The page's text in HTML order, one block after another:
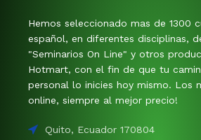
Hemos seleccionado mas de 1300
español, en diferentes disciplinas,
"Seminarios On Line" y otros
Hotmart, con el fin de que tu
personal lo inicies hoy mismo. Los
online, siempre al mejor precio!
Quito, Ecuador 170804